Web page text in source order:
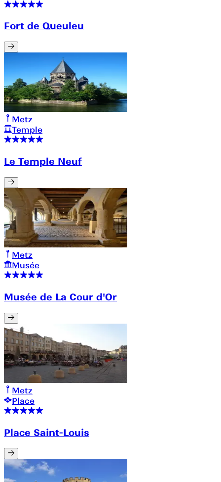
Fort de Queuleu
Metz
Temple
Le Temple Neuf
Metz
Musée
Musée de La Cour d'Or
Metz
Place
Place Saint-Louis